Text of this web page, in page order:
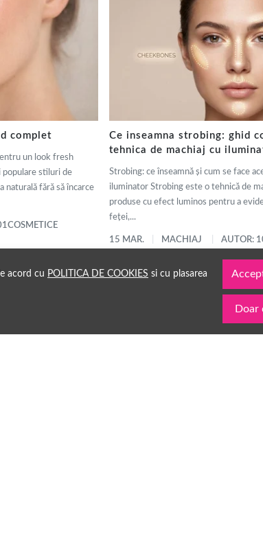
acord cu POLITICA DE COOKIES si cu plasarea
Doar
complet
un look fresh
populare stiluri de
naturală fără să încarce
Ce inseamna strobing: ghid
tehnica de machiaj cu
Strobing: ce înseamnă și cum se face
iluminator Strobing este o tehnică de
produse cu efect luminos pentru a
feței,...
15 MAR. MACHIAJ AUTOR: